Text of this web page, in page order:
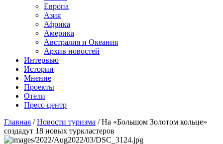
Европа
Азия
Африка
Америка
Австралия и Океания
Архив новостей
Интервью
Истории
Мнение
Проекты
Отели
Пресс-центр
Главная /Новости туризма /На «Большом Золотом кольце»
создадут 18 новых туркластеров